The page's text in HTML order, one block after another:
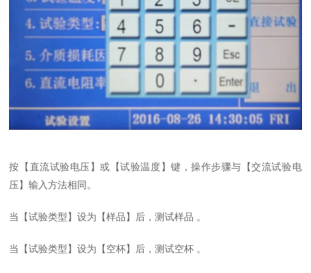
按【直流试验电压】或【试验温度】键，操作步骤与【交流试验电
压】输入方法相同。
当【试验类型】设为【样品】后，测试样品 。
当【试验类型】设为【空杯】后，测试空杯 。